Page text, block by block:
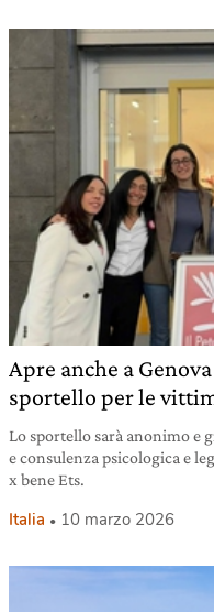
Apre anche a
sportello per le
Lo sportello sarà anonimo e
e consulenza psicologica e
x bene Ets.
Italia 10 marzo 2026